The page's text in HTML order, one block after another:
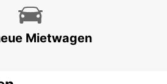
Mietwagen